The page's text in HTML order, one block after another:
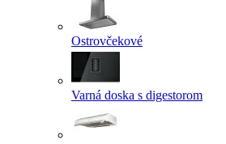
Ostrovčekové
Varná doska s digestorom